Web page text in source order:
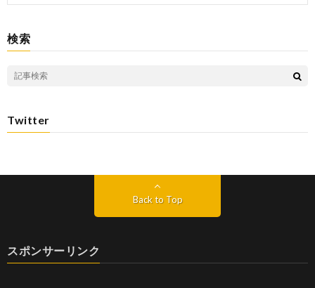
検索
Twitter
Back to Top
スポンサーリンク